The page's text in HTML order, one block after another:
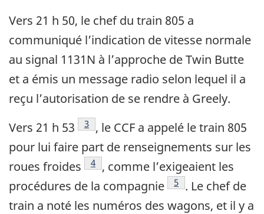
Vers 21 h 50, le chef du train 805 a
communiqué l’indication de vitesse normale
au signal 1131N à l’approche de Twin Butte
et a émis un message radio selon lequel il a
reçu l’autorisation de se rendre à Greely.
Vers 21 h 53
3 , le CCF a appelé le train 805
pour lui faire part de renseignements sur les
roues froides
4 , comme l’exigeaient les
procédures de la compagnie
5 . Le chef de
train a noté les numéros des wagons, et il y a